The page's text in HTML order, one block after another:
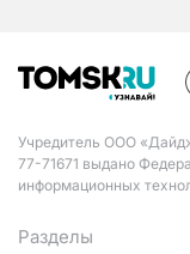
Учредитель ООО
77-71671 выдано
информационных
Разделы